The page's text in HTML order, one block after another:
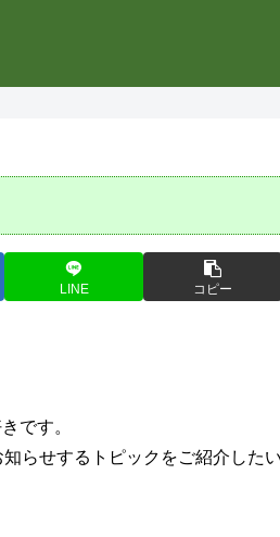
LINE コピー
です。
らせするトピックをご紹介した